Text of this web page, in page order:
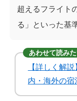
超えるフライト
る」といった基
あわせて読み
【詳しく解
内・海外の宿